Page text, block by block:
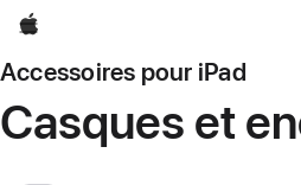
Apple
Accessoires pour iPad
Casques et